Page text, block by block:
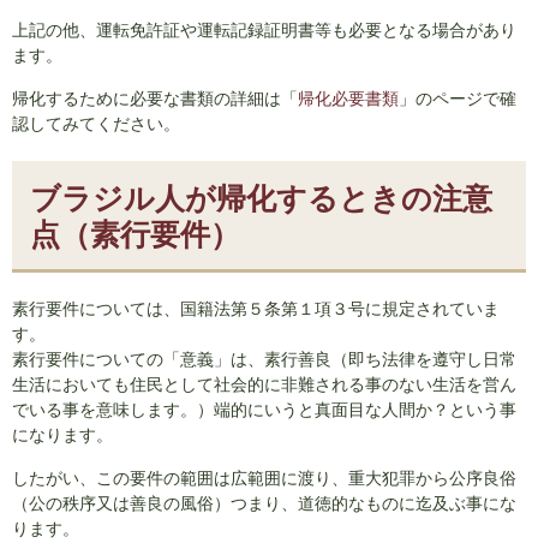
上記の他、運転免許証や運転記録証明書等も必要となる場合があり
ます。
帰化するために必要な書類の詳細は「帰化必要書類 」のページで確
認してみてください。
ブラジル人が帰化するときの注意
点（素行要件）
素行要件については、国籍法第５条第１項３号に規定されていま
す。
素行要件についての「意義」は、素行善良（即ち法律を遵守し日常
生活においても住民として社会的に非難される事のない生活を営ん
でいる事を意味します。）端的にいうと真面目な人間か？という事
になります。
したがい、この要件の範囲は広範囲に渡り、重大犯罪から公序良俗
（公の秩序又は善良の風俗）つまり、道徳的なものに迄及ぶ事にな
ります。